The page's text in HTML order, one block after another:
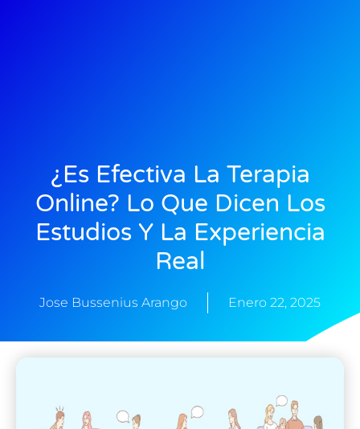
¿Es Efectiva La Terapia
Online? Lo Que Dicen Los
Estudios Y La Experiencia
Real
Jose Bussenius Arango Enero 22, 2025